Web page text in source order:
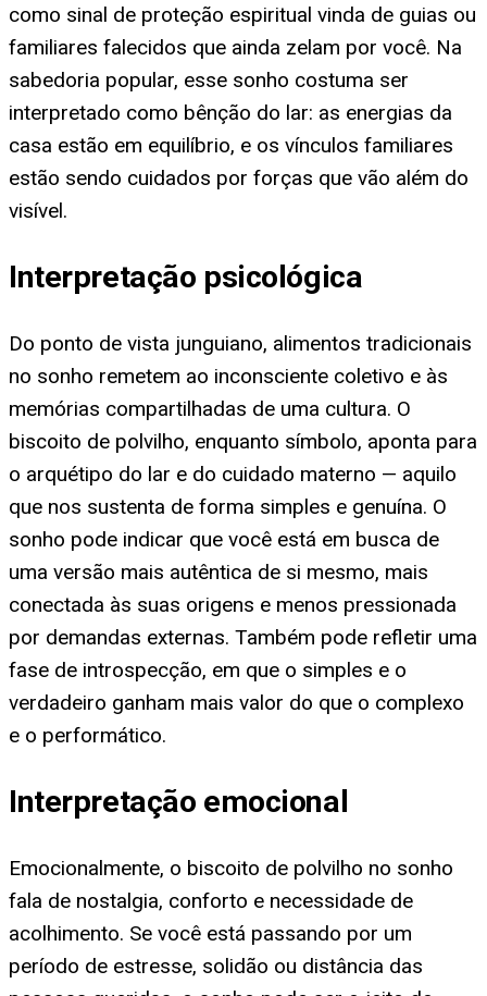
como sinal de proteção espiritual vinda de guias ou
familiares falecidos que ainda zelam por você. Na
sabedoria popular, esse sonho costuma ser
interpretado como bênção do lar: as energias da
casa estão em equilíbrio, e os vínculos familiares
estão sendo cuidados por forças que vão além do
visível.
Interpretação psicológica
Do ponto de vista junguiano, alimentos tradicionais
no sonho remetem ao inconsciente coletivo e às
memórias compartilhadas de uma cultura. O
biscoito de polvilho, enquanto símbolo, aponta para
o arquétipo do lar e do cuidado materno — aquilo
que nos sustenta de forma simples e genuína. O
sonho pode indicar que você está em busca de
uma versão mais autêntica de si mesmo, mais
conectada às suas origens e menos pressionada
por demandas externas. Também pode refletir uma
fase de introspecção, em que o simples e o
verdadeiro ganham mais valor do que o complexo
e o performático.
Interpretação emocional
Emocionalmente, o biscoito de polvilho no sonho
fala de nostalgia, conforto e necessidade de
acolhimento. Se você está passando por um
período de estresse, solidão ou distância das